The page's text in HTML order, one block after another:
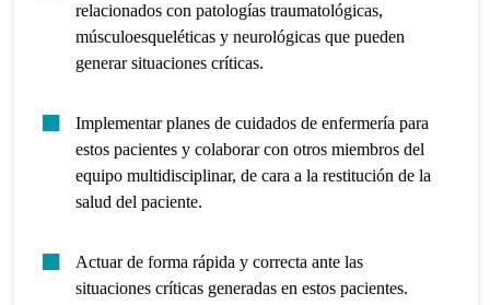
relacionados con patologías traumatológicas,
músculoesqueléticas y neurológicas que pueden
generar situaciones críticas.
Implementar planes de cuidados de enfermería para
estos pacientes y colaborar con otros miembros del
equipo multidisciplinar, de cara a la restitución de la
salud del paciente.
Actuar de forma rápida y correcta ante las
situaciones críticas generadas en estos pacientes.